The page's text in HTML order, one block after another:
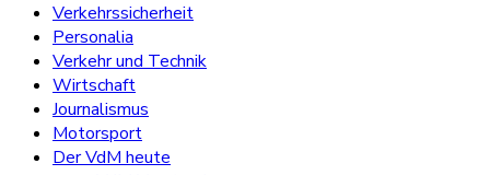
Verkehrssicherheit
Personalia
Verkehr und Technik
Wirtschaft
Journalismus
Motorsport
Der VdM heute